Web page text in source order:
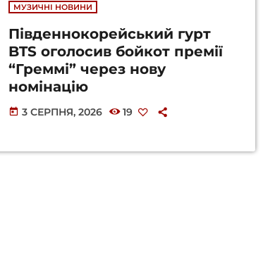
МУЗИЧНІ НОВИНИ
Південнокорейський гурт
BTS оголосив бойкот премії
“Греммі” через нову
номінацію
today 3 СЕРПНЯ, 2026 19